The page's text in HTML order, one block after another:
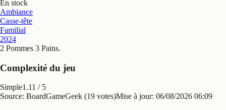
En stock
Ambiance
Casse-tête
Familial
2024
2 Pommes 3 Pains.
Complexité du jeu
Simple1.11 / 5
Source: BoardGameGeek (19 votes)Mise à jour: 06/08/2026 06:09